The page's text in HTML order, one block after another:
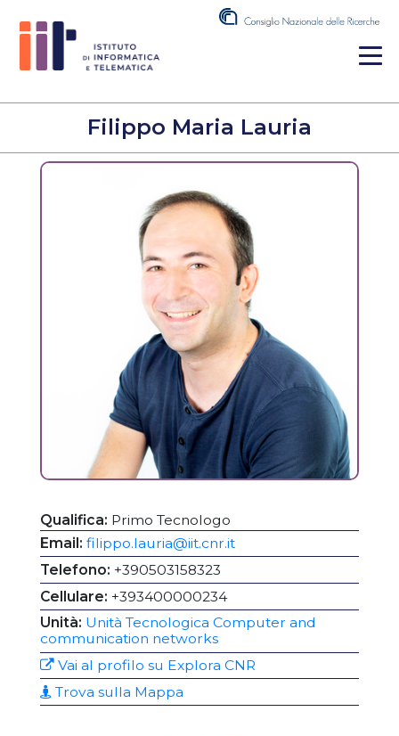
Filippo Maria Lauria
Qualifica: Primo Tecnologo
Email: filippo.lauria@iit.cnr.it
Telefono: +390503158323
Cellulare: +393400000234
Unità: Unità Tecnologica Computer and
communication networks
Vai al profilo su Explora CNR
Trova sulla Mappa